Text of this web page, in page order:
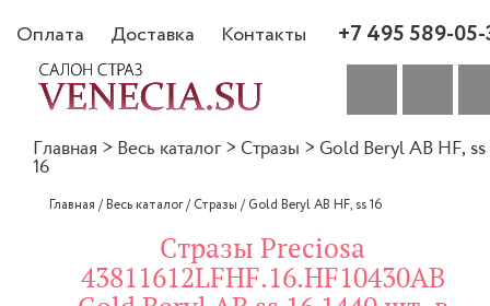
Оплата Доставка Контакты +7 495 589-
Главная > Весь каталог > Стразы > Gold Beryl AB HF, ss
16
Главная /Весь каталог/Стразы /Gold Beryl AB HF, ss 16
Стразы Preciosa
43811612LFHF.16.HF10430AB